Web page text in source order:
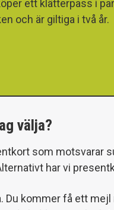
ett klätterpass i
och är giltiga i två år.
välja?
som motsvarar
har vi
Du kommer få ett